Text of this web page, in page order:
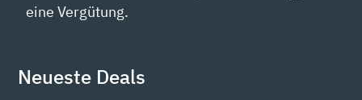
eine Vergütung.
Neueste Deals